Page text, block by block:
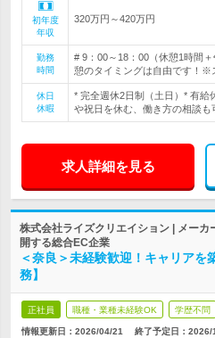
初年度
年収
320万円～420万円
勤務
時間
# 9：00～18：00（休憩1時間
憩のタイミングは自由です！※
休日
休暇
* 完全週休2日制（土日）* 有
や祝日を休む、働き方の相談も
求人詳細を見る
株式会社ライズクリエイション | メー
開する総合EC企業
＜奈良＞未経験歓迎！キャリアを
務】
正社員 職種・業種未経験OK 学歴不問
情報更新日：2026/04/21 終了予定日： 2026/